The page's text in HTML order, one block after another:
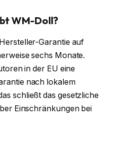
WM-Doll?
Garantie auf
sechs Monate.
in der EU eine
nach lokalem
schließt das gesetzliche
Einschränkungen bei